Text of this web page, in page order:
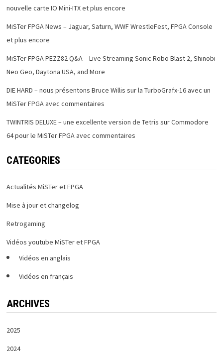
nouvelle carte IO Mini-ITX et plus encore
MiSTer FPGA News – Jaguar, Saturn, WWF WrestleFest, FPGA Console
et plus encore
MiSTer FPGA PEZZ82 Q&A – Live Streaming Sonic Robo Blast 2, Shinobi
Neo Geo, Daytona USA, and More
DIE HARD – nous présentons Bruce Willis sur la TurboGrafx-16 avec un
MiSTer FPGA avec commentaires
TWINTRIS DELUXE – une excellente version de Tetris sur Commodore
64 pour le MiSTer FPGA avec commentaires
CATEGORIES
Actualités MiSTer et FPGA
Mise à jour et changelog
Retrogaming
Vidéos youtube MiSTer et FPGA
Vidéos en anglais
Vidéos en français
ARCHIVES
2025
2024